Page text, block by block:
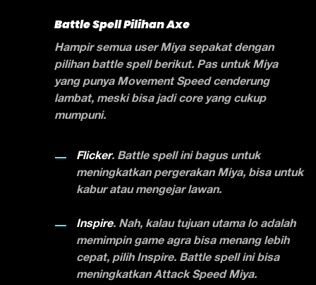
Battle Spell Pilihan Axe
Hampir semua user Miya sepakat dengan
pilihan battle spell berikut. Pas untuk Miya
yang punya Movement Speed cenderung
lambat, meski bisa jadi core yang cukup
mumpuni.
Flicker. Battle spell ini bagus untuk
meningkatkan pergerakan Miya, bisa untuk
kabur atau mengejar lawan.
Inspire. Nah, kalau tujuan utama lo adalah
memimpin game agra bisa menang lebih
cepat, pilih Inspire. Battle spell ini bisa
meningkatkan Attack Speed Miya.